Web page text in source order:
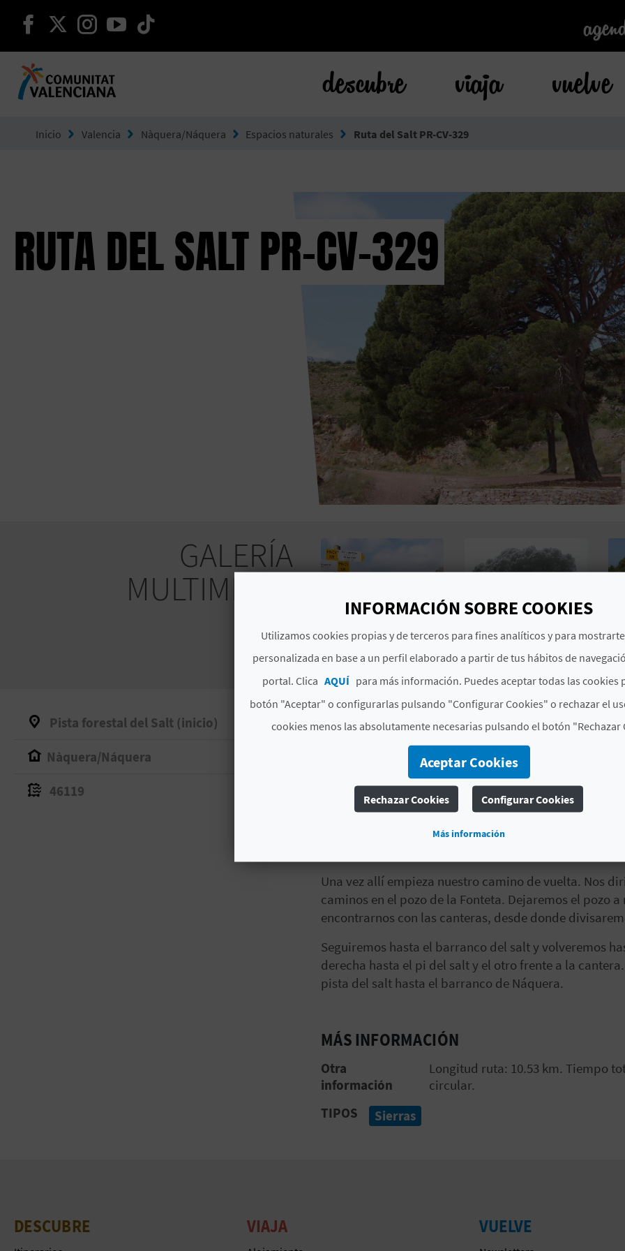
seguir en facebook
seguir en twitter
seguir en instagram
seguir en youtube
descubre viaja vuelve
Inicio Valencia Nàquera/Náquera Espacios naturales Ruta del Salt PR-CV-329
RUTA DEL SALT PR-CV-329
GALERÍA
MULTIMEDIA
Pista forestal del Salt (inicio)
Nàquera/Náquera
46119
Ruta del Salt PR-CV-329
Nos adentramos en la pista forestal del Salt.
cogeremos el de la izquierda (Camí fondo).
cortafuegos. Visitaremos el mirador y Parador de
Pasaremos junto al Montcudio y seguiremos hasta el
el camino central dejando a nuestra izquierda el
Una vez allí empieza nuestro camino de vuelta. Nos
caminos en el pozo de la Fonteta. Dejaremos el pozo
encontrarnos con las canteras, desde donde
Seguiremos hasta el barranco del salt y volveremos
derecha hasta el pi del salt y el otro frente a la
pista del salt hasta el barranco de Náquera.
MÁS INFORMACIÓN
Otra
información
Longitud ruta: 10.53 km. Tiempo
circular.
TIPOS
Sierras
DESCUBRE VIAJA VUELVE
INFORMACIÓN SOBRE COOKIES
Utilizamos cookies propias y de terceros para fines analíticos y para
personalizada en base a un perfil elaborado a partir de tus hábitos de
portal. Clica AQUÍ para más información. Puedes aceptar todas las cookies
botón "Aceptar" o configurarlas pulsando "Configurar Cookies" o rechazar el
cookies menos las absolutamente necesarias pulsando el botón "Rechazar
Aceptar Cookies
Rechazar Cookies Configurar Cookies
Más información